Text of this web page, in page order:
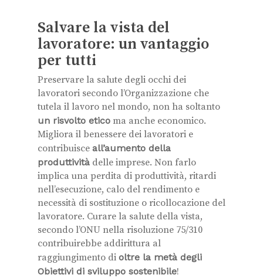
Salvare la vista del
lavoratore: un vantaggio
per tutti
Preservare la salute degli occhi dei
lavoratori secondo l’Organizzazione che
tutela il lavoro nel mondo, non ha soltanto
un risvolto etico ma anche economico.
Migliora il benessere dei lavoratori e
contribuisce all’aumento della
produttività delle imprese. Non farlo
implica una perdita di produttività, ritardi
nell’esecuzione, calo del rendimento e
necessità di sostituzione o ricollocazione del
lavoratore. Curare la salute della vista,
secondo l’ONU nella risoluzione 75/310
contribuirebbe addirittura al
raggiungimento di oltre la metà degli
Obiettivi di sviluppo sostenibile!